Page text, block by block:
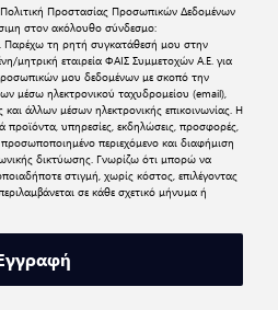
Πολιτική Προστασίας Προσωπικών Δεδομένων
στον ακόλουθο σύνδεσμο:
Παρέχω τη ρητή συγκατάθεσή μου στην
μητρική εταιρεία ΦΑΙΣ Συμμετοχών Α.Ε. για
μου δεδομένων με σκοπό την
μέσω ηλεκτρονικού ταχυδρομείου (email),
άλλων μέσων ηλεκτρονικής επικοινωνίας. Η
υπηρεσίες, εκδηλώσεις, προσφορές,
περιεχόμενο και διαφήμιση
δικτύωσης. Γνωρίζω ότι μπορώ να
στιγμή, χωρίς κόστος, επιλέγοντας
σε κάθε σχετικό μήνυμα ή